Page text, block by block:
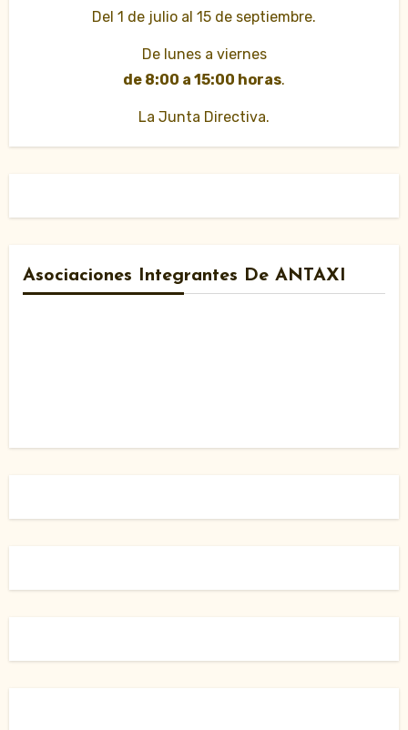
Del 1 de julio al 15 de septiembre.
De lunes a viernes
de 8:00 a 15:00 horas.
La Junta Directiva.
Asociaciones Integrantes De ANTAXI